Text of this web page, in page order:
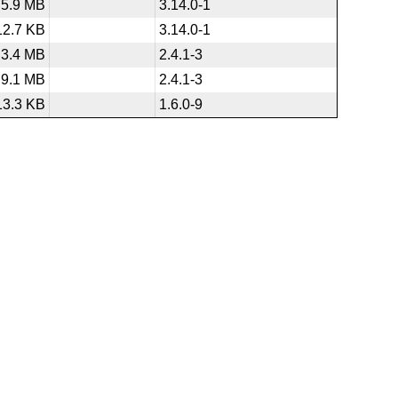
5.9 MB
3.14.0-1
KB
3.14.0-1
3.4 MB
2.4.1-3
9.1 MB
2.4.1-3
KB
1.6.0-9